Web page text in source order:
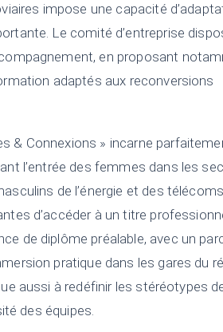
impose une capacité
Le comité d’entreprise
en proposant
adaptés aux reconversions
& Connexions » incarne
l’entrée des femmes dans les
de l’énergie et des
d’accéder à un titre
de diplôme préalable, avec un
pratique dans les gares du
aussi à redéfinir les stéréotypes
des équipes.